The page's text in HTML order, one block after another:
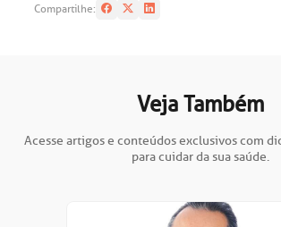
Compartilhe:
Veja Também
Acesse artigos e conteúdos exclusivos com
para cuidar da sua saúde.